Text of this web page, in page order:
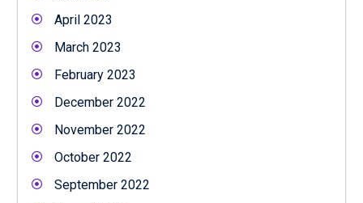
April 2023
March 2023
February 2023
December 2022
November 2022
October 2022
September 2022